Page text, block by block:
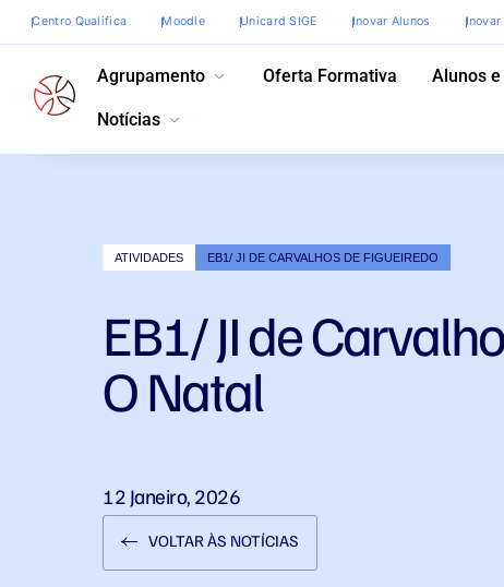
Centro Qualifica Moodle Unicard SIGE Inovar Alunos
Agrupamento Oferta Formativa Alunos e
Notícias
ATIVIDADES EB1/ JI DE CARVALHOS DE FIGUEIREDO
EB1/ JI de
O Natal
12 Janeiro, 2026
VOLTAR ÀS NOTÍCIAS